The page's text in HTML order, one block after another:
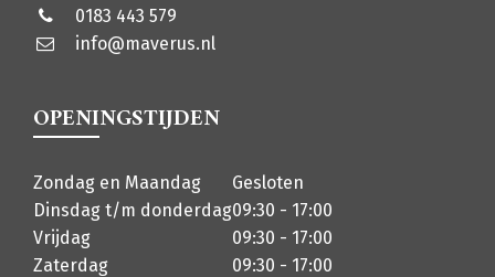
0183 443 579
info@maverus.nl
OPENINGSTIJDEN
Zondag en Maandag
Gesloten
Dinsdag t/m donderdag09:30 - 17:00
Vrijdag
09:30 - 17:00
Zaterdag
09:30 - 17:00